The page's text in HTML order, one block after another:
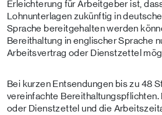
Erleichterung für Arbeitgeber ist,
Lohnunterlagen zukünftig in
Sprache bereitgehalten werden
Bereithaltung in englischer Sprache
Arbeitsvertrag oder Dienstzettel
Bei kurzen Entsendungen bis zu 48
vereinfachte Bereithaltungspflichten.
oder Dienstzettel und die